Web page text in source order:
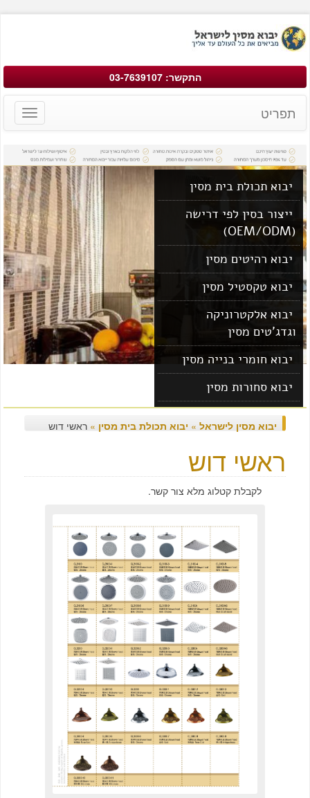
התקשר: 03-7639107
Toggle
תפריט
יבוא תכולת בית מסין
ייצור בסין לפי דרישה
יבוא רהיטים מסין
יבוא טקסטיל מסין
יבוא אלקטרוניקה
וגדג'טים מסין
יבוא חומרי בנייה מסין
יבוא סחורות מסין
יבוא מוצרים מסין
יבוא מסין לישראל»יבוא תכולת בית מסין»ראשי דוש
ראשי דוש
לקבלת קטלוג מלא צור קשר.